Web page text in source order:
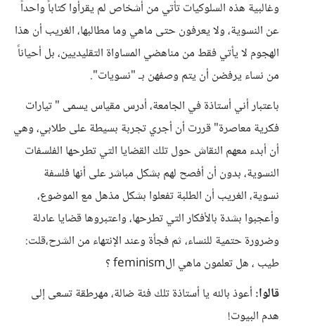
وغالبية هذه السلوكيات تأتي من أشخاص لم يقرأوا كتاباً واحداً
عن النسوية، ولا يعرفون حتى ماهي وما مطالبها، الغريب أن هذا
الهجوم لا يأتي فقط من مناهضي المساواة التقليديين، بل أحياناً
من نساء يرفضن أن يتم وصفهن بـ "نسويات".
باعتبار أني أستاذة في الجامعة، أدرس مقياس يسمى " تيارات
فكرية معاصرة" قررت أن أجري تجربة بسيطة على طلابي، وهي
أن أبدء معهم النقاش حول تلك القضايا التي تطرحها الفلسفات
النسوية، بدون أن أفصح لهم بشكل مباشر على أنها فلسفة
نسوية، الغريب أن الطلبة تفعلوا بشكل مذهل مع الموضوع،
وأعجبوا بشدة بالأفكار التي تطرحها، واعتبروها قضايا عادلة
وضرورة حتمية للنساء، ثم فجأة وعند الإنتهاء من الشرح،قلت:
طيب ، هل تعلمون ماهي الfeminism ؟
قالوا: أعوذ بالله يا أستاذة تلك فئة ضالة، مهرطقة تسعى إلى
هدم البيوت!